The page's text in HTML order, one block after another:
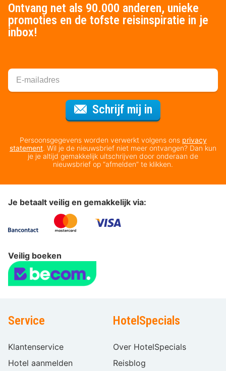
Ontvang net als 90.000 anderen, unieke
promoties en de tofste reisinspiratie in je
inbox!
Schrijf mij in
Persoonsgegevens worden verwerkt volgens ons privacy
statement. Wil je de nieuwsbrief niet meer ontvangen? Dan kun
je je altijd gemakkelijk uitschrijven door onderaan de
nieuwsbrief op “afmelden” te klikken.
Je betaalt veilig en gemakkelijk via:
Veilig boeken
Service
Klantenservice
Hotel aanmelden
HotelSpecials
Over HotelSpecials
Reisblog